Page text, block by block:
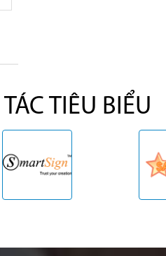
TIÊU BIỂU